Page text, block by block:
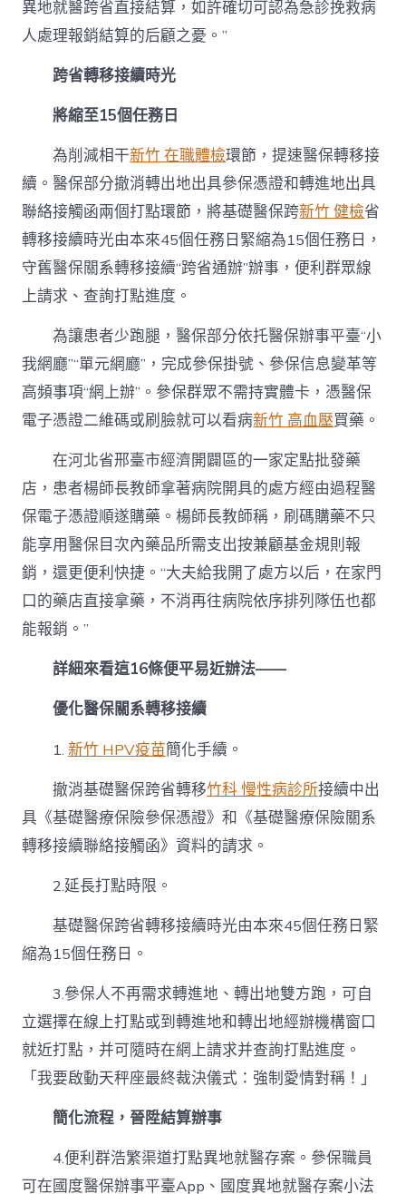
異地就醫跨省直接結算，如許確切可認為急診挽救病
人處理報銷結算的后顧之憂。”
跨省轉移接續時光
將縮至15個任務日
為削減相干新竹 在職體檢環節，提速醫保轉移接
續。醫保部分撤消轉出地出具參保憑證和轉進地出具
聯絡接觸函兩個打點環節，將基礎醫保跨新竹 健檢省
轉移接續時光由本來45個任務日緊縮為15個任務日，
守舊醫保關系轉移接續“跨省通辦”辦事，便利群眾線
上請求、查詢打點進度。
為讓患者少跑腿，醫保部分依托醫保辦事平臺“小
我網廳”“單元網廳”，完成參保掛號、參保信息變革等
高頻事項“網上辦”。參保群眾不需持實體卡，憑醫保
電子憑證二維碼或刷臉就可以看病新竹 高血壓買藥。
在河北省邢臺市經濟開闢區的一家定點批發藥
店，患者楊師長教師拿著病院開具的處方經由過程醫
保電子憑證順遂購藥。楊師長教師稱，刷碼購藥不只
能享用醫保目次內藥品所需支出按兼顧基金規則報
銷，還更便利快捷。“大夫給我開了處方以后，在家門
口的藥店直接拿藥，不消再往病院依序排列隊伍也都
能報銷。”
詳細來看這16條便平易近辦法——
優化醫保關系轉移接續
1.新竹 HPV疫苗簡化手續。
撤消基礎醫保跨省轉移竹科 慢性病診所接續中出
具《基礎醫療保險參保憑證》和《基礎醫療保險關系
轉移接續聯絡接觸函》資料的請求。
2.延長打點時限。
基礎醫保跨省轉移接續時光由本來45個任務日緊
縮為15個任務日。
3.參保人不再需求轉進地、轉出地雙方跑，可自
立選擇在線上打點或到轉進地和轉出地經辦機構窗口
就近打點，并可隨時在網上請求并查詢打點進度。
「我要啟動天秤座最終裁決儀式：強制愛情對稱！」
簡化流程， 晉陞結算辦事
4.便利群浩繁渠道打點異地就醫存案。參保職員
可在國度醫保辦事平臺App、國度異地就醫存案小法